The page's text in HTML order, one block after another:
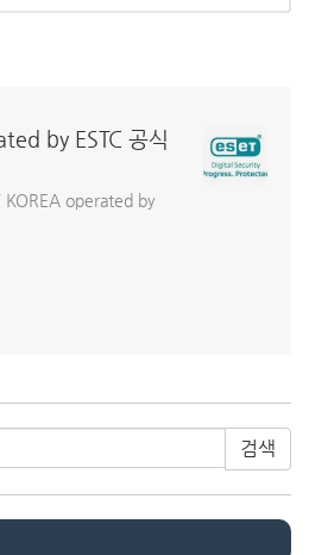
by ESTC 공식
KOREA operated by
검색